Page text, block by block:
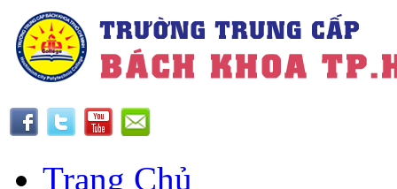
Trang Chủ